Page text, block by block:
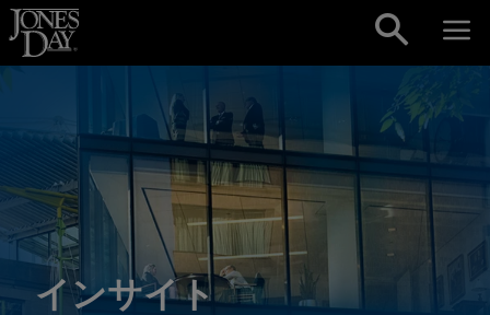
Skip to content
インサイト